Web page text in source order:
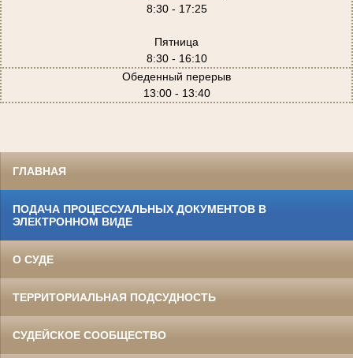
8:30 - 17:25
Пятница
8:30 - 16:10
Обеденный перерыв
13:00 - 13:40
ГЛАВНАЯ
ПОДАЧА ПРОЦЕССУАЛЬНЫХ ДОКУМЕНТОВ В
ЭЛЕКТРОННОМ ВИДЕ
О СУДЕ
ТЕРРИТОРИАЛЬНАЯ ПОДСУДНОСТЬ
СУДЕЙСКОЕ СООБЩЕСТВО